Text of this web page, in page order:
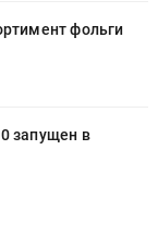
фольги
запущен в